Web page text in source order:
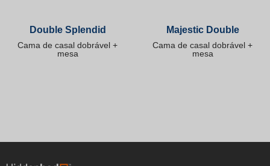
Double Splendid
Cama de casal dobrável +
mesa
Majestic Double
Cama de casal dobrável +
mesa